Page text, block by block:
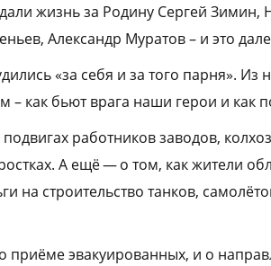
жизнь за Родину Сергей
Александр Муратов – и это
«за себя и за того парня».
как бьют врага наши герои и как
работников заводов,
А ещё — о том, как жители
на строительство танков,
приёме эвакуированных, и о